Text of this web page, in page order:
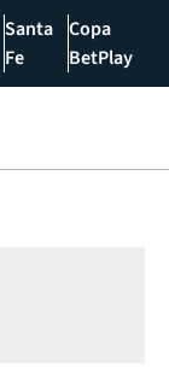
Santa
Fe
Copa
BetPlay